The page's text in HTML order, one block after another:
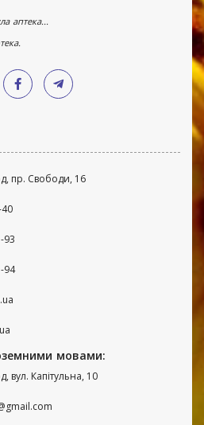
аптека...
пр. Свободи, 16
93
94
мовами:
вул. Капітульна, 10